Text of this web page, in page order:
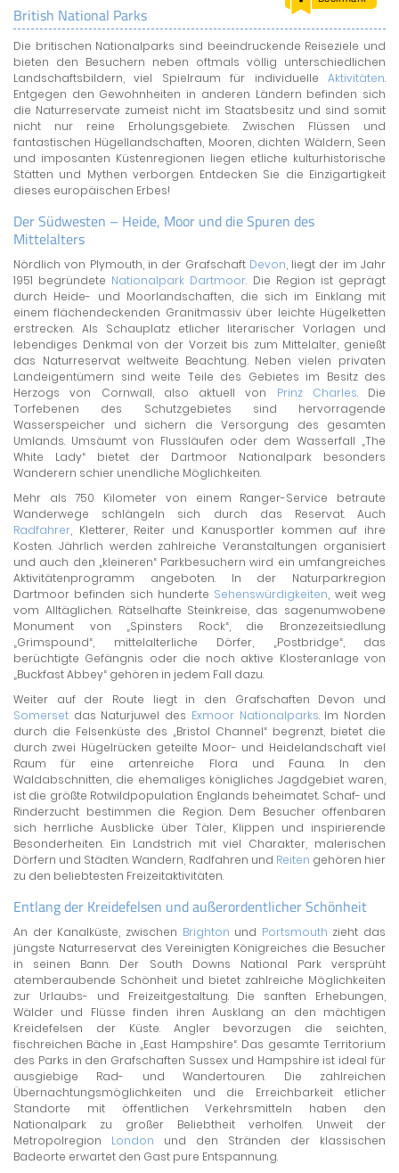
LERNCENTER
ENGLISCH
ENGLAND ZUHAUSE
BRITISH SHOP
British National Parks
Die britischen Nationalparks sind beeindruckende Reiseziele und
bieten den Besuchern neben oftmals völlig unterschiedlichen
Landschaftsbildern, viel Spielraum für individuelle Aktivitäten.
Entgegen den Gewohnheiten in anderen Ländern befinden sich
die Naturreservate zumeist nicht im Staatsbesitz und sind somit
nicht nur reine Erholungsgebiete. Zwischen Flüssen und
fantastischen Hügellandschaften, Mooren, dichten Wäldern, Seen
und imposanten Küstenregionen liegen etliche kulturhistorische
Stätten und Mythen verborgen. Entdecken Sie die Einzigartigkeit
dieses europäischen Erbes!
Der Südwesten – Heide, Moor und die Spuren des
Mittelalters
Nördlich von Plymouth, in der Grafschaft Devon, liegt der im Jahr
1951 begründete Nationalpark Dartmoor. Die Region ist geprägt
durch Heide- und Moorlandschaften, die sich im Einklang mit
einem flächendeckenden Granitmassiv über leichte Hügelketten
erstrecken. Als Schauplatz etlicher literarischer Vorlagen und
lebendiges Denkmal von der Vorzeit bis zum Mittelalter, genießt
das Naturreservat weltweite Beachtung. Neben vielen privaten
Landeigentümern sind weite Teile des Gebietes im Besitz des
Herzogs von Cornwall, also aktuell von Prinz Charles. Die
Torfebenen des Schutzgebietes sind hervorragende
Wasserspeicher und sichern die Versorgung des gesamten
Umlands. Umsäumt von Flussläufen oder dem Wasserfall „The
White Lady“ bietet der Dartmoor Nationalpark besonders
Wanderern schier unendliche Möglichkeiten.
Mehr als 750 Kilometer von einem Ranger-Service betraute
Wanderwege schlängeln sich durch das Reservat. Auch
Radfahrer, Kletterer, Reiter und Kanusportler kommen auf ihre
Kosten. Jährlich werden zahlreiche Veranstaltungen organisiert
und auch den „kleineren“ Parkbesuchern wird ein umfangreiches
Aktivitätenprogramm angeboten. In der Naturparkregion
Dartmoor befinden sich hunderte Sehenswürdigkeiten, weit weg
vom Alltäglichen. Rätselhafte Steinkreise, das sagenumwobene
Monument von „Spinsters Rock“, die Bronzezeitsiedlung
„Grimspound“, mittelalterliche Dörfer, „Postbridge“, das
berüchtigte Gefängnis oder die noch aktive Klosteranlage von
„Buckfast Abbey“ gehören in jedem Fall dazu.
Weiter auf der Route liegt in den Grafschaften Devon und
Somerset das Naturjuwel des Exmoor Nationalparks. Im Norden
durch die Felsenküste des „Bristol Channel“ begrenzt, bietet die
durch zwei Hügelrücken geteilte Moor- und Heidelandschaft viel
Raum für eine artenreiche Flora und Fauna. In den
Waldabschnitten, die ehemaliges königliches Jagdgebiet waren,
ist die größte Rotwildpopulation Englands beheimatet. Schaf- und
Rinderzucht bestimmen die Region. Dem Besucher offenbaren
sich herrliche Ausblicke über Täler, Klippen und inspirierende
Besonderheiten. Ein Landstrich mit viel Charakter, malerischen
Dörfern und Städten. Wandern, Radfahren und Reiten gehören hier
zu den beliebtesten Freizeitaktivitäten.
Entlang der Kreidefelsen und außerordentlicher Schönheit
An der Kanalküste, zwischen Brighton und Portsmouth zieht das
jüngste Naturreservat des Vereinigten Königreiches die Besucher
in seinen Bann. Der South Downs National Park versprüht
atemberaubende Schönheit und bietet zahlreiche Möglichkeiten
zur Urlaubs- und Freizeitgestaltung. Die sanften Erhebungen,
Wälder und Flüsse finden ihren Ausklang an den mächtigen
Kreidefelsen der Küste. Angler bevorzugen die seichten,
fischreichen Bäche in „East Hampshire“. Das gesamte Territorium
des Parks in den Grafschaften Sussex und Hampshire ist ideal für
ausgiebige Rad- und Wandertouren. Die zahlreichen
Übernachtungsmöglichkeiten und die Erreichbarkeit etlicher
Standorte mit öffentlichen Verkehrsmitteln haben den
Nationalpark zu großer Beliebtheit verholfen. Unweit der
Metropolregion London und den Stränden der klassischen
Badeorte erwartet den Gast pure Entspannung.